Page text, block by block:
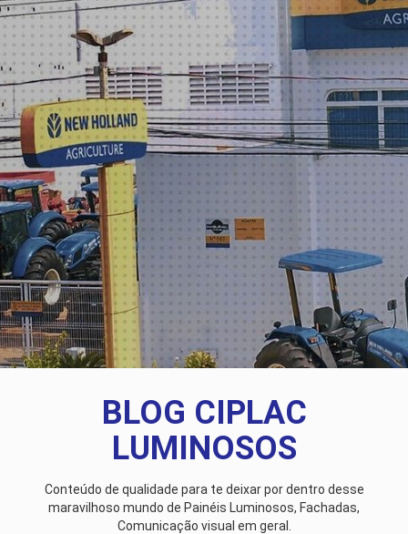
BLOG CIPLAC
LUMINOSOS
Conteúdo de qualidade para te deixar por dentro desse
maravilhoso mundo de Painéis Luminosos, Fachadas,
Comunicação visual em geral.